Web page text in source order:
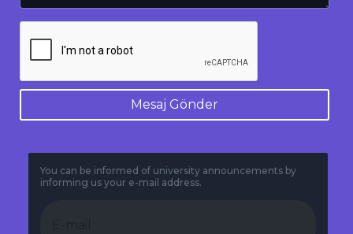
Mesaj Gönder
You can be informed of university announcements by
informing us your e-mail address.